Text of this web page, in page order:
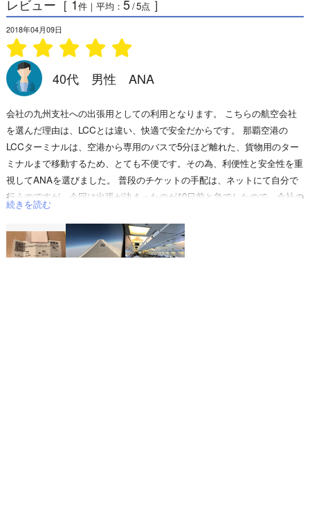
レビュー［ 1件｜平均：5/5点 ］
2018年04月09日
40代 男性 ANA
会社の九州支社への出張用としての利用となります。 こちらの航空会社
を選んだ理由は、LCCとは違い、快適で安全だからです。 那覇空港の
LCCターミナルは、空港から専用のバスで5分ほど離れた、貨物用のター
ミナルまで移動するため、とても不便です。その為、利便性と安全性を重
視してANAを選びました。 普段のチケットの手配は、ネットにて自分で
行うのですが、今回は出張が決まったのが10日前と急でしたので、会社の
事務員の方に頼み、手配していただきました。チケットの種類は株主優待
チケットと表記されています。 那覇空港のロビーは解放感があって、い
つもは気持ちいいのですが、今回は観光客が多かった為、とても混雑して
続きを読む